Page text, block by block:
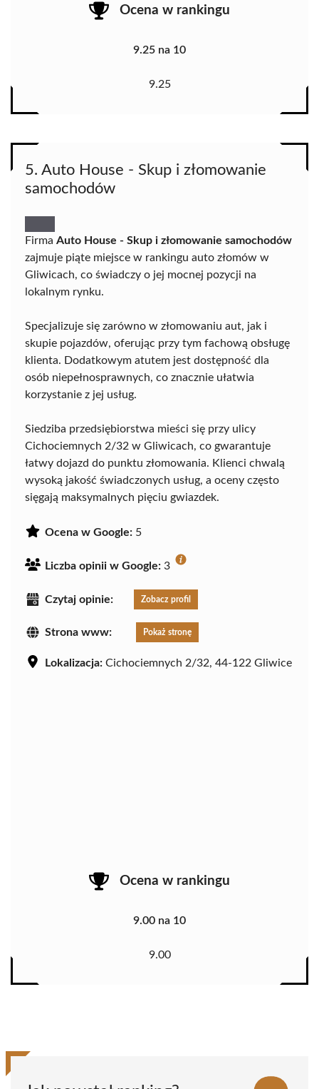
Ocena w rankingu
9.25 na 10
9.25
5. Auto House - Skup i złomowanie
samochodów
Firma Auto House - Skup i złomowanie samochodów
zajmuje piąte miejsce w rankingu auto złomów w
Gliwicach, co świadczy o jej mocnej pozycji na
lokalnym rynku.
Specjalizuje się zarówno w złomowaniu aut, jak i
skupie pojazdów, oferując przy tym fachową obsługę
klienta. Dodatkowym atutem jest dostępność dla
osób niepełnosprawnych, co znacznie ułatwia
korzystanie z jej usług.
Siedziba przedsiębiorstwa mieści się przy ulicy
Cichociemnych 2/32 w Gliwicach, co gwarantuje
łatwy dojazd do punktu złomowania. Klienci chwalą
wysoką jakość świadczonych usług, a oceny często
sięgają maksymalnych pięciu gwiazdek.
Ocena w Google: 5
Liczba opinii w Google: 3
Czytaj opinie: Zobacz profil
Strona www: Pokaż stronę
Lokalizacja: Cichociemnych 2/32, 44-122 Gliwice
Ocena w rankingu
9.00 na 10
9.00